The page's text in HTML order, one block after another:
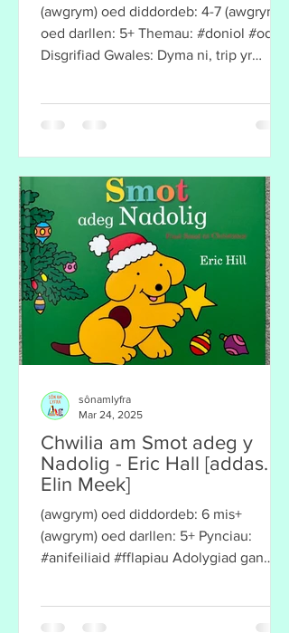
(awgrym) oed diddordeb: 4-7 (awgrym)
oed darllen: 5+ Themau: #doniol #odli
Disgrifiad Gwales: Dyma ni, trip yr
Chwilia am Smot adeg y
Nadolig - Eric Hall [addas.
Elin Meek]
(awgrym) oed diddordeb: 6 mis+
(awgrym) oed darllen: 5+ Pynciau:
#anifeiliaid #fflapiau Adolygiad gan
sônamlyfra
Mar 24, 2025